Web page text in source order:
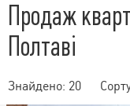
Продаж
Полтаві
Знайдено: 20